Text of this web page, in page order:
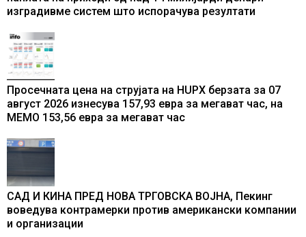
изградивме систем што испорачува резултати
Просечната цена на струјата на HUPX берзата за 07
август 2026 изнесува 157,93 евра за мегават час, на
МЕМО 153,56 евра за мегават час
САД И КИНА ПРЕД НОВА ТРГОВСКА ВОЈНА, Пекинг
воведува контрамерки против американски компании
и организации